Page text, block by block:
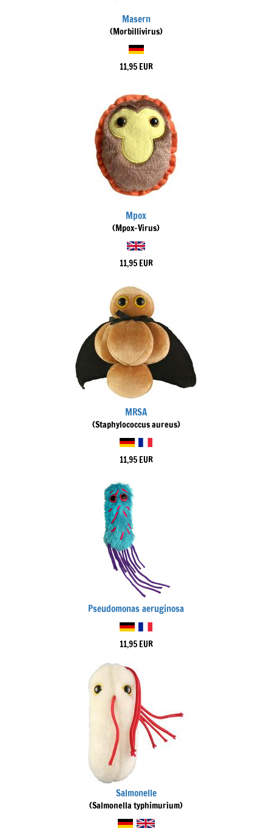
Masern
(Morbillivirus)
11,95 EUR
Mpox
(Mpox-Virus)
11,95 EUR
MRSA
(Staphylococcus aureus)
11,95 EUR
Pseudomonas aeruginosa
11,95 EUR
Salmonelle
(Salmonella typhimurium)